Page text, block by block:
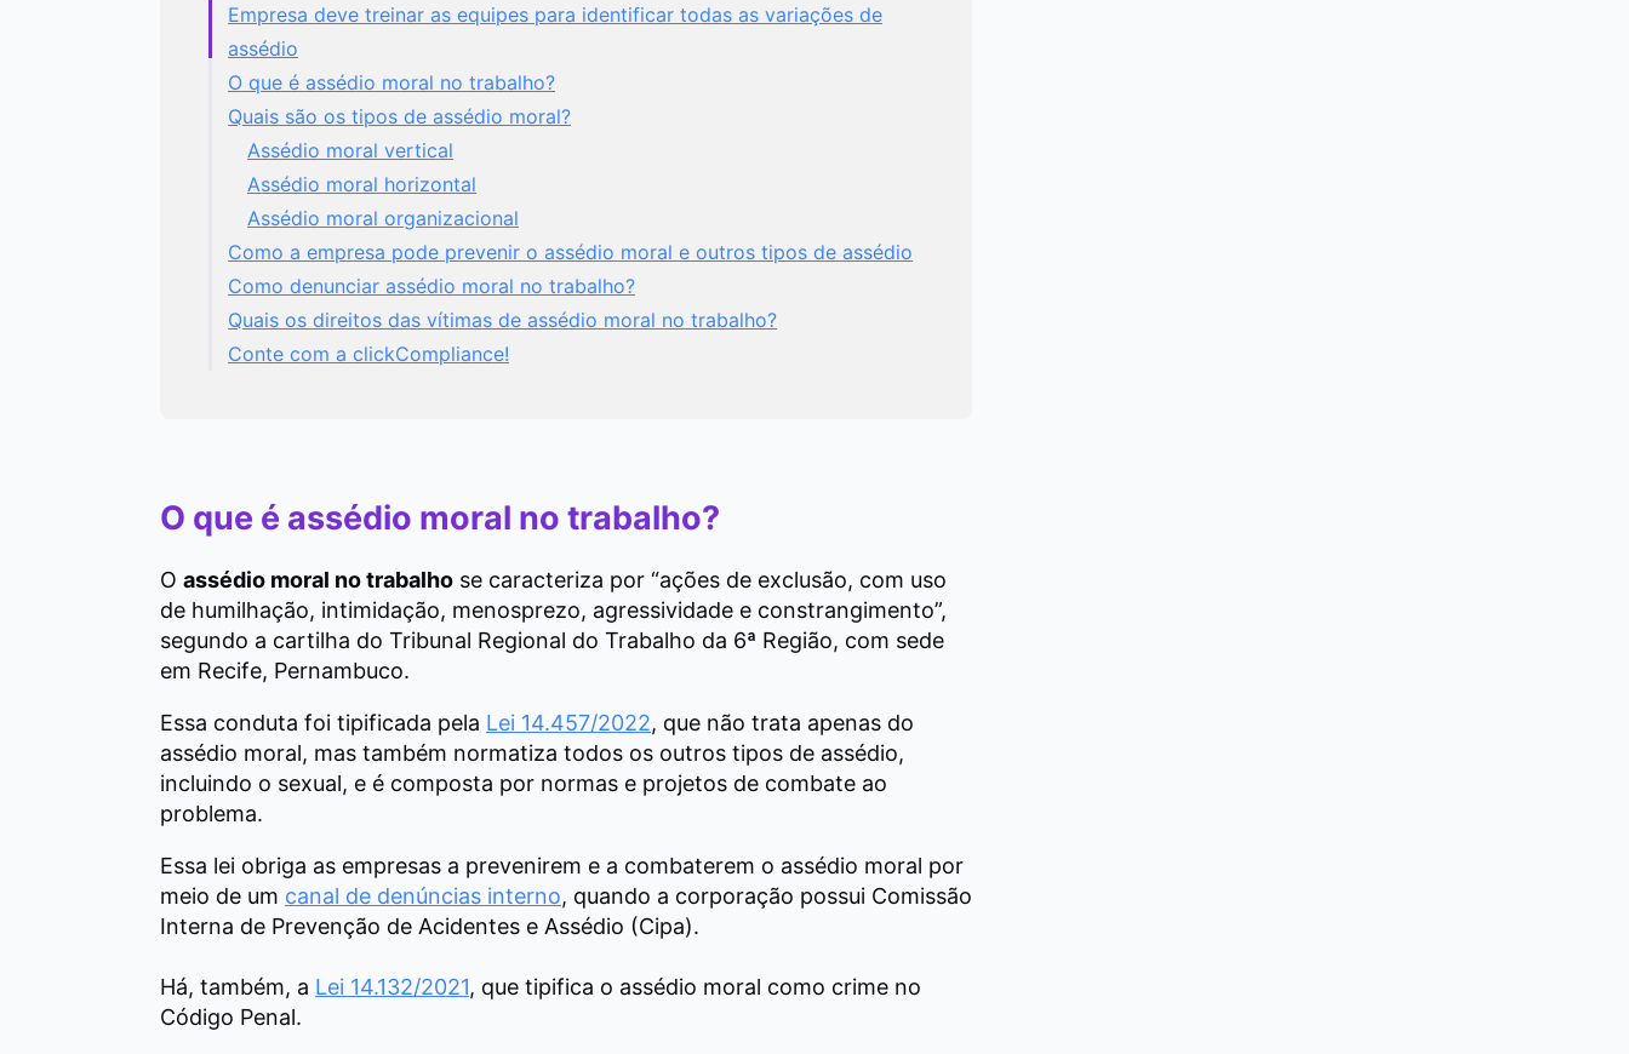
Empresa deve treinar as equipes para identificar todas as variações de
assédio
O que é assédio moral no trabalho?
Quais são os tipos de assédio moral?
Assédio moral vertical
Assédio moral horizontal
Assédio moral organizacional
Como a empresa pode prevenir o assédio moral e outros tipos de assédio
Como denunciar assédio moral no trabalho?
Quais os direitos das vítimas de assédio moral no trabalho?
Conte com a clickCompliance!
O que é assédio moral no trabalho?
O assédio moral no trabalho se caracteriza por “ações de exclusão, com uso
de humilhação, intimidação, menosprezo, agressividade e constrangimento”,
segundo a cartilha do Tribunal Regional do Trabalho da 6ª Região, com sede
em Recife, Pernambuco.
Essa conduta foi tipificada pela Lei 14.457/2022, que não trata apenas do
assédio moral, mas também normatiza todos os outros tipos de assédio,
incluindo o sexual, e é composta por normas e projetos de combate ao
problema.
Essa lei obriga as empresas a prevenirem e a combaterem o assédio moral por
meio de um canal de denúncias interno, quando a corporação possui Comissão
Interna de Prevenção de Acidentes e Assédio (Cipa).
Há, também, a Lei 14.132/2021, que tipifica o assédio moral como crime no
Código Penal.